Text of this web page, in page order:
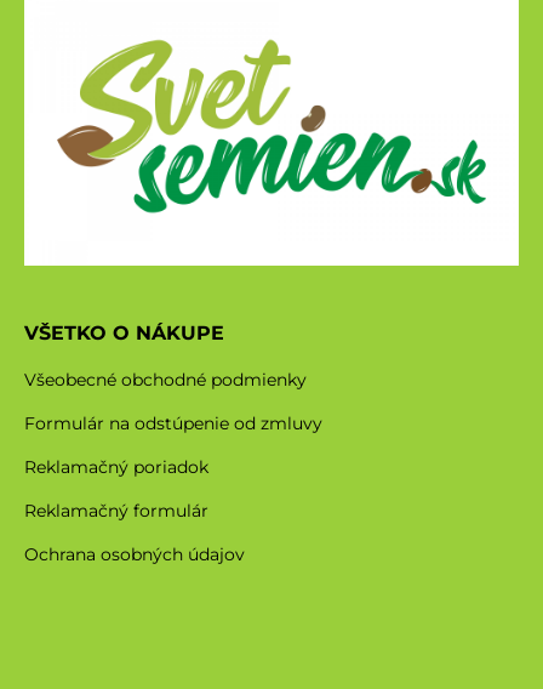
VŠETKO O NÁKUPE
Všeobecné obchodné podmienky
Formulár na odstúpenie od zmluvy
Reklamačný poriadok
Reklamačný formulár
Ochrana osobných údajov